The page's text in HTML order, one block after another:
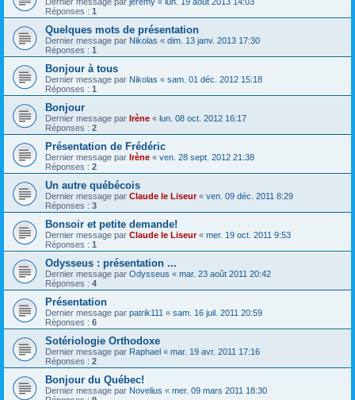
Réponses : 1
Quelques mots de présentation
Dernier message par Nikolas « dim. 13 janv. 2013 17:30
Réponses : 1
Bonjour à tous
Dernier message par Nikolas « sam. 01 déc. 2012 15:18
Réponses : 1
Bonjour
Dernier message par Irène « lun. 08 oct. 2012 16:17
Réponses : 2
Présentation de Frédéric
Dernier message par Irène « ven. 28 sept. 2012 21:38
Réponses : 2
Un autre québécois
Dernier message par Claude le Liseur« ven. 09 déc. 2011 8:29
Réponses : 3
Bonsoir et petite demande!
Dernier message par Claude le Liseur« mer. 19 oct. 2011 9:53
Réponses : 1
Odysseus : présentation ...
Dernier message par Odysseus « mar. 23 août 2011 20:42
Réponses : 4
Présentation
Dernier message par patrik111 « sam. 16 juil. 2011 20:59
Réponses : 6
Sotériologie Orthodoxe
Dernier message par Raphael « mar. 19 avr. 2011 17:16
Réponses : 2
Bonjour du Québec!
Dernier message par Novelius « mer. 09 mars 2011 18:30